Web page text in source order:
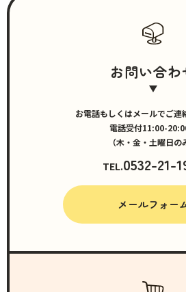
お問い合わ
お電話もしくはメールでご連
電話受付11:00-
（木・金・土曜日の
TEL.0532-21-
メールフォー